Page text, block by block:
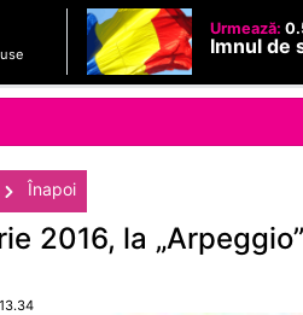
Urmează:
Imnul de
Înapoi
2016, la